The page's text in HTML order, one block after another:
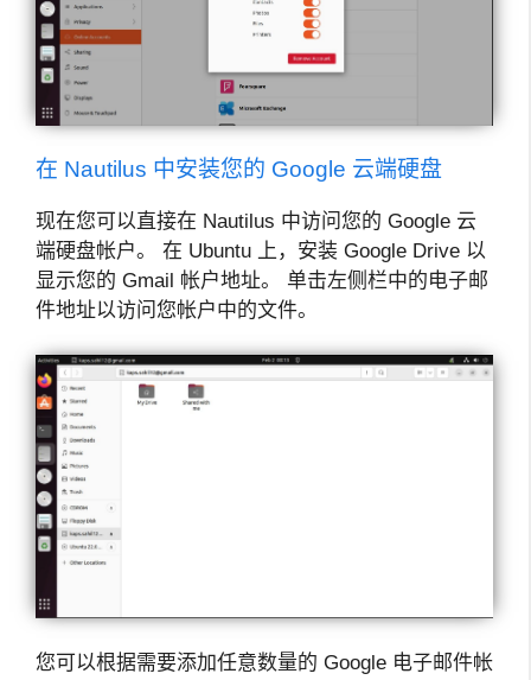
在 Nautilus 中安装您的 Google 云端硬盘
现在您可以直接在 Nautilus 中访问您的 Google 云
端硬盘帐户。 在 Ubuntu 上，安装 Google Drive 以
显示您的 Gmail 帐户地址。 单击左侧栏中的电子邮
件地址以访问您帐户中的文件。
您可以根据需要添加任意数量的 Google 电子邮件帐